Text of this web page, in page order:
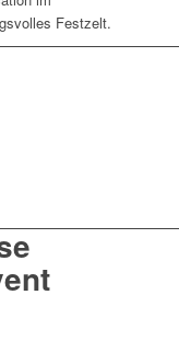
Festzelt.